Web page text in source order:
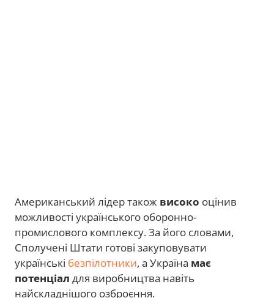
Американський лідер також високо оцінив
можливості українського оборонно-
промислового комплексу. За його словами,
Сполучені Штати готові закуповувати
українські безпілотники, а Україна має
потенціал для виробництва навіть
найскладнішого озброєння.